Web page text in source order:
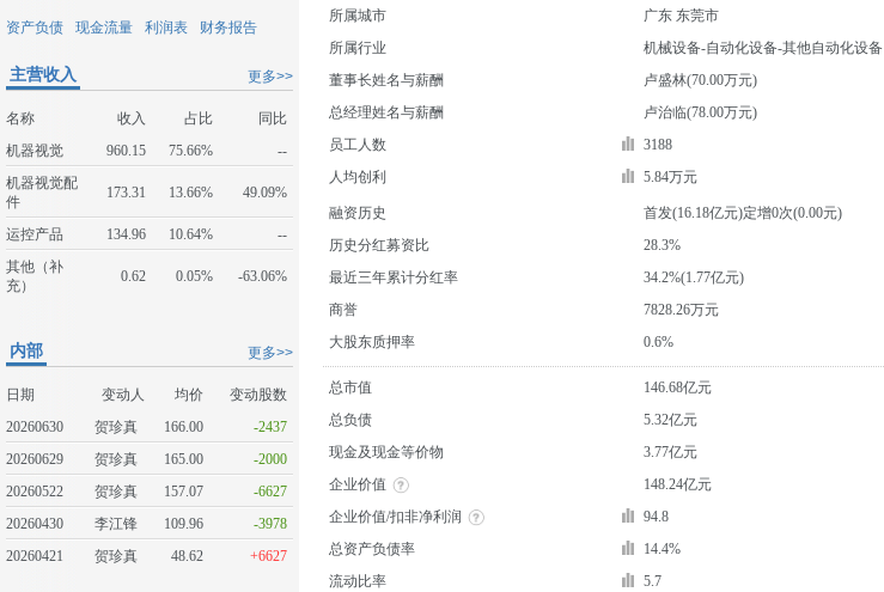
资产负债 现金流量 利润表 财务报告
更多>>
主营收入
名称 收入 占比
同比
机器视觉
960.15 75.66%
--
机器视觉配
件
173.31 13.66% 49.09%
运控产品 134.96 10.64%
--
其他（补
充）
0.62 0.05% -63.06%
更多>>
内部
日期 变动人 均价
变动股数
20260630
贺珍真 166.00
-2437
20260629
贺珍真 165.00
-2000
20260522
贺珍真 157.07
-6627
20260430
李江锋 109.96
-3978
20260421
贺珍真 48.62 +6627
所属城市
广东 东莞市
所属行业
机械设备-自动化设备-其他自动化设备
董事长姓名与薪酬
卢盛林(70.00万元)
总经理姓名与薪酬
卢治临(78.00万元)
员工人数
3188
人均创利
5.84万元
融资历史
首发(16.18亿元)定增0次(0.00元)
历史分红募资比
28.3%
最近三年累计分红率
34.2%(1.77亿元)
商誉
7828.26万元
大股东质押率
0.6%
总市值
146.68亿元
总负债
5.32亿元
现金及现金等价物
3.77亿元
企业价值
148.24亿元
企业价值/扣非净利润
94.8
总资产负债率
14.4%
流动比率
5.7